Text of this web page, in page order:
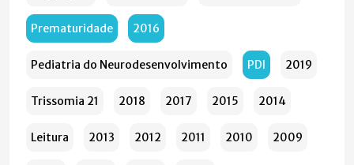
Prematuridade 2016
Pediatria do Neurodesenvolvimento PDI 2019
Trissomia 21 2018 2017 2015 2014
Leitura 2013 2012 2011 2010 2009